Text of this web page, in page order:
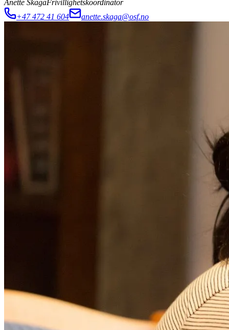
Anette SkagaFrivillighetskoordinator
+47 472 41 604
anette.skaga@osf.no